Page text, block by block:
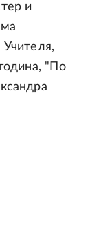
и
"По